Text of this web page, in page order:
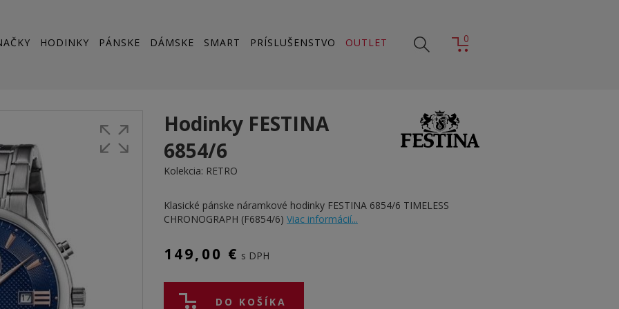
HODINKY PÁNSKE DÁMSKE SMART PRÍSLUŠENSTVO OUTLET 0
Hodinky FESTINA
6854/6
Kolekcia: RETRO
Klasické pánske náramkové hodinky FESTINA 6854/6 TIMELESS
CHRONOGRAPH (F6854/6) Viac informácií...
149,00 € s DPH
DO KOŠÍKA